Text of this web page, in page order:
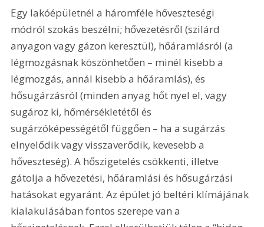
Egy lakóépületnél a háromféle hőveszteségi
módról szokás beszélni; hővezetésről (szilárd
anyagon vagy gázon keresztül), hőáramlásról (a
légmozgásnak köszönhetően – minél kisebb a
légmozgás, annál kisebb a hőáramlás), és
hősugárzásról (minden anyag hőt nyel el, vagy
sugároz ki, hőmérsékletétől és
sugárzóképességétől függően – ha a sugárzás
elnyelődik vagy visszaverődik, kevesebb a
hőveszteség). A hőszigetelés csökkenti, illetve
gátolja a hővezetési, hőáramlási és hősugárzási
hatásokat egyaránt. Az épület jó beltéri klímájának
kialakulásában fontos szerepe van a